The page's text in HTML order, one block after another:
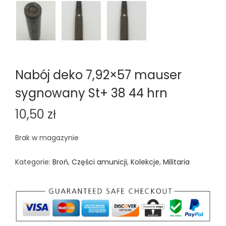
Nabój deko 7,92×57 mauser
sygnowany St+ 38 44 hrn
10,50 zł
Brak w magazynie
Kategorie: Broń, Części amunicji, Kolekcje, Militaria